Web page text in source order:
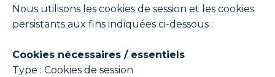
Nous utilisons les cookies de session et les cookies
persistants aux fins indiquées ci-dessous :
Cookies nécessaires / essentiels
Type : Cookies de session